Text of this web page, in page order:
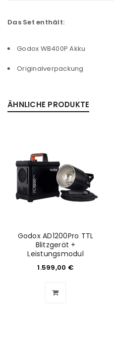
Das Set enthält:
Godox WB400P Akku
Originalverpackung
ÄHNLICHE PRODUKTE
Godox AD1200Pro TTL
Blitzgerät +
Leistungsmodul
1.599,00 €